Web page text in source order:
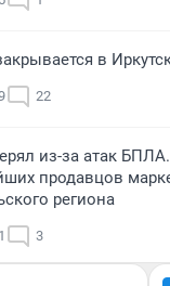
в
22
из-за атак
продавцов
региона
3